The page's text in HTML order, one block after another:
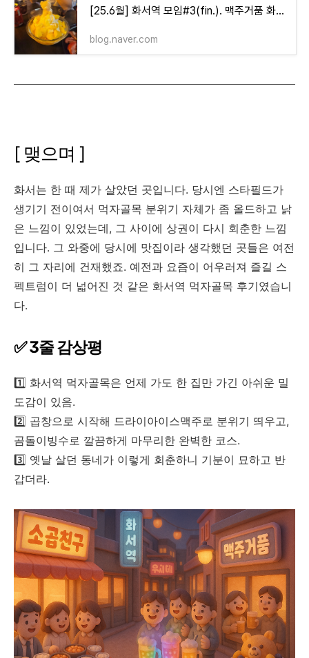
[25.6월] 화서역 모임#3(fin.). 맥주거품 화서역점
blog.naver.com
[ 맺으며 ]
화서는 한 때 제가 살았던 곳입니다. 당시엔 스타필드가
생기기 전이여서 먹자골목 분위기 자체가 좀 올드하고 낡
은 느낌이 있었는데, 그 사이에 상권이 다시 회춘한 느낌
입니다. 그 와중에 당시에 맛집이라 생각했던 곳들은 여전
히 그 자리에 건재했죠. 예전과 요즘이 어우러져 즐길 스
펙트럼이 더 넓어진 것 같은 화서역 먹자골목 후기였습니
다.
✅ 3줄 감상평
1️⃣ 화서역 먹자골목은 언제 가도 한 집만 가긴 아쉬운 밀
도감이 있음.
2️⃣ 곱창으로 시작해 드라이아이스맥주로 분위기 띄우고,
곰돌이빙수로 깔끔하게 마무리한 완벽한 코스.
3️⃣ 옛날 살던 동네가 이렇게 회춘하니 기분이 묘하고 반
갑더라.